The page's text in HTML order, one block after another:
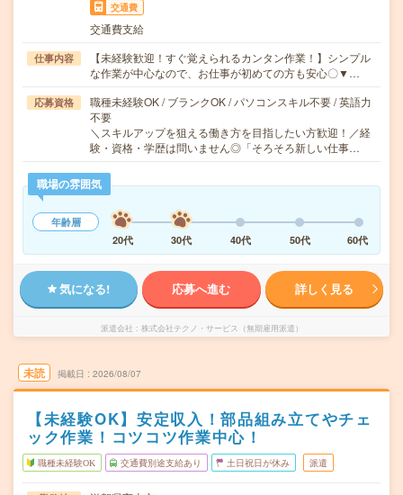
交通費
交通費支給
仕事内容
【未経験歓迎！すぐ覚えられるカンタン作業！】シンプル
な作業が中心なので、お仕事が初めての方も安心〇▼…
応募資格
職種未経験OK / ブランクOK / パソコンスキル不要 / 英語力
不要
＼スキルアップを狙える働き方を目指したい方歓迎！／経
験・資格・学歴は問いません◎「そろそろ新しい仕事…
職場の雰囲気
年齢層
20代
30代 40代 50代 60代
気になる! 応募へ進む 詳しく見る
派遣会社 株式会社テクノ・サービス（無期雇用派遣）
未読 掲載日 2026/08/07
【未経験OK】安定収入！部品組み立てやチェ
ック作業！コツコツ作業中心！
職種未経験OK 交通費別途支給あり 土日祝日が休み 派遣